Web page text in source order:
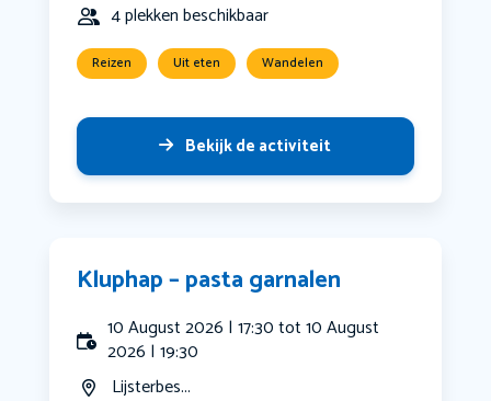
4 plekken beschikbaar
Reizen Uit eten Wandelen
Bekijk de activiteit
Kluphap – pasta garnalen
10 August 2026 | 17:30 tot 10 August
2026 | 19:30
Lijsterbes...